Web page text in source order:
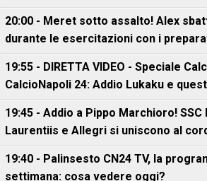
20:00 - Meret sotto assalto! Alex
durante le esercitazioni con i
19:55 - DIRETTA VIDEO - Speciale
CalcioNapoli 24: Addio Lukaku e
19:45 - Addio a Pippo Marchioro!
Laurentiis e Allegri si uniscono al
19:40 - Palinsesto CN24 TV, la
settimana: cosa vedere oggi?